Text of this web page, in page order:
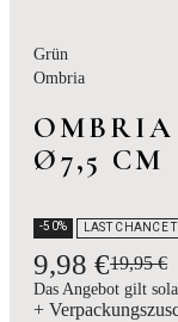
Grün
Ombria
Ø7,5 CM
-50% LAST CHANCE
9,98 €19,95 €
Das Angebot gilt
+